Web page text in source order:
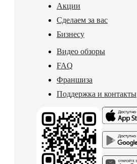
Акции
Сделаем за вас
Бизнесу
Видео обзоры
FAQ
Франшиза
Поддержка и контакты